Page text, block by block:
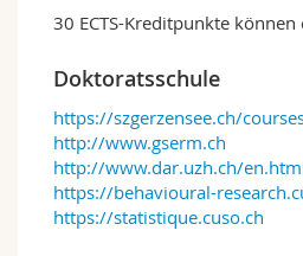
30 ECTS-Kreditpunkte
Doktoratsschule
https://szgerzensee.ch/
http://www.gserm.ch
http://www.dar.uzh.ch/
https://behavioural-
https://statistique.cuso.ch